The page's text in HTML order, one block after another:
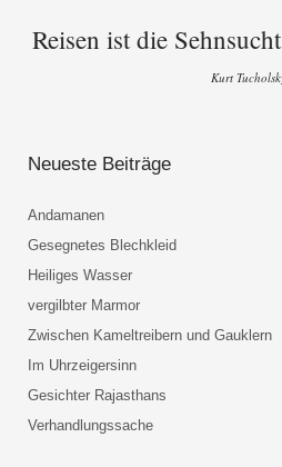
Reisen ist die
Kurt
Neueste Beiträge
Andamanen
Gesegnetes Blechkleid
Heiliges Wasser
vergilbter Marmor
Zwischen Kameltreibern und Gauklern
Im Uhrzeigersinn
Gesichter Rajasthans
Verhandlungssache